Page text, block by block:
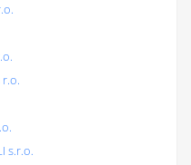
r.o.
s.r.o.